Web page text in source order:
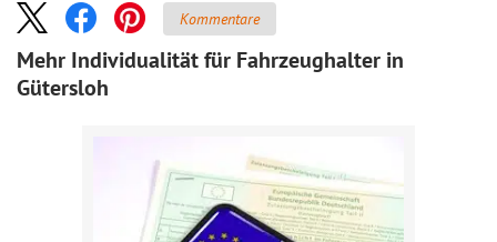
Kommentare
Mehr Individualität für Fahrzeughalter in
Gütersloh